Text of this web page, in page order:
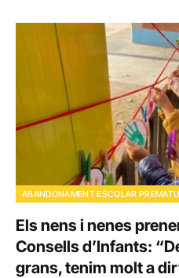
ABANDONAMENT ESCOLAR
Els nens i nenes
Consells d’Infants:
grans, tenim molt a